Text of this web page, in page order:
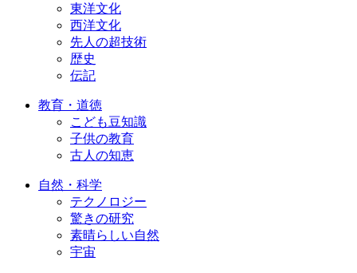
東洋文化
西洋文化
先人の超技術
歴史
伝記
教育・道徳
こども豆知識
子供の教育
古人の知恵
自然・科学
テクノロジー
驚きの研究
素晴らしい自然
宇宙